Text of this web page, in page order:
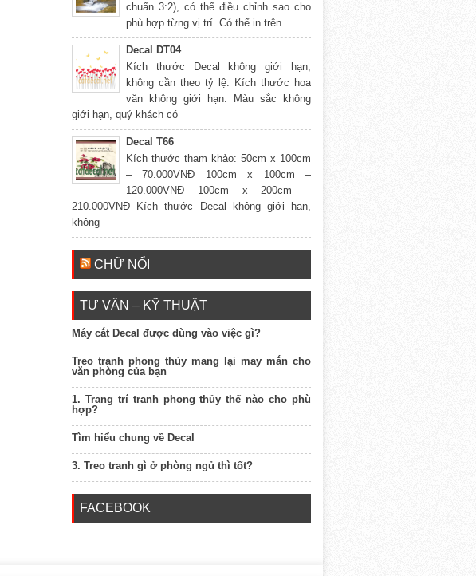
chuẩn 3:2), có thể điều chỉnh sao cho
phù hợp từng vị trí. Có thể in trên
Decal DT04
Kích thước Decal không giới hạn,
không cần theo tỷ lệ. Kích thước hoa
văn không giới hạn. Màu sắc không
giới hạn, quý khách có
Decal T66
Kích thước tham khảo: 50cm x 100cm
– 70.000VNĐ 100cm x 100cm –
120.000VNĐ 100cm x 200cm –
210.000VNĐ Kích thước Decal không giới hạn,
không
CHỮ NỔI
TƯ VẤN – KỸ THUẬT
Máy cắt Decal được dùng vào việc gì?
Treo tranh phong thủy mang lại may mắn cho
văn phòng của bạn
1. Trang trí tranh phong thủy thế nào cho phù
hợp?
Tìm hiểu chung về Decal
3. Treo tranh gì ở phòng ngủ thì tốt?
FACEBOOK